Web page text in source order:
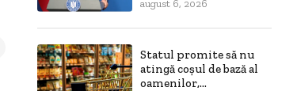
august 6, 2026
Statul promite să nu
atingă coșul de bază al
oamenilor,...